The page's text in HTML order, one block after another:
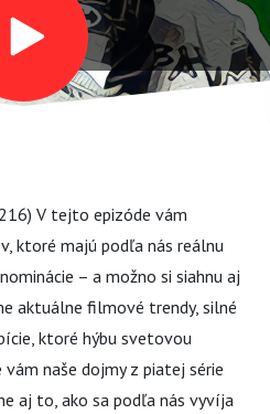
V tejto epizóde vám
ktoré majú podľa nás reálnu
– a možno si siahnu aj
aktuálne filmové trendy, silné
ktoré hýbu svetovou
naše dojmy z piatej série
aj to, ako sa podľa nás vyvíja